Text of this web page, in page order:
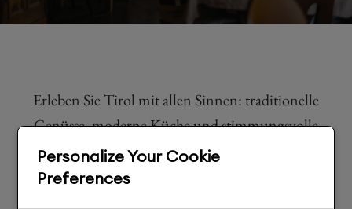
Erleben Sie Tirol mit allen Sinnen: traditionelle
Genüsse, moderne Küche und stimmungsvolle
Events – direkt im Herzen von Hopfgarten im
Personalize Your Cookie
Preferences